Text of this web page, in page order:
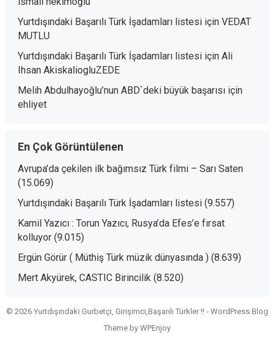
Yurtdışındaki Başarılı Türk İşadamları listesiiçin VEDAT
MUTLU
Yurtdışındaki Başarılı Türk İşadamları listesiiçin Ali
Ihsan AkiskaliogluZEDE
Melih Abdulhayoğlu’nun ABD`deki büyük başarısıiçin
ehliyet
En Çok Görüntülenen
Avrupa’da çekilen ilk bağımsız Türk filmi – Sarı Saten
(15.069)
Yurtdışındaki Başarılı Türk İşadamları listesi (9.557)
Kamil Yazıcı : Torun Yazıcı, Rusya’da Efes’e fırsat
kolluyor (9.015)
Ergün Görür ( Müthiş Türk müzik dünyasında ) (8.639)
Mert Akyürek, CASTIC Birincilik (8.520)
© 2026 Yurtdışındaki Gurbetçi, Girişimci,Başarılı Türkler !! -WordPress Blog
Theme byWPEnjoy